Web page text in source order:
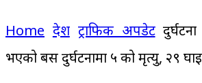
Home देश ट्राफिक अपडेट
भएको बस दुर्घटनामा ५ को मृत्यु, २९